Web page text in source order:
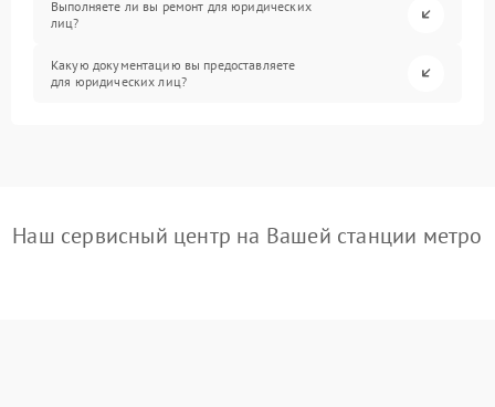
Выполняете ли вы ремонт для юридических
лиц?
Какую документацию вы предоставляете
для юридических лиц?
Наш сервисный центр на Вашей станции метро